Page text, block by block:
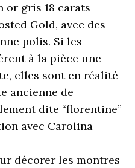
or gris 18 carats
Gold, avec des
polis. Si les
à la pièce une
elles sont en réalité
ancienne de
dite “florentine”
avec Carolina
décorer les montres